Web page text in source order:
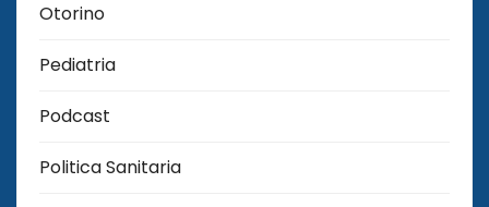
Otorino
Pediatria
Podcast
Politica Sanitaria